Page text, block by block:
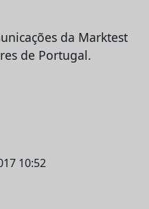
da Marktest
de Portugal.
10:52